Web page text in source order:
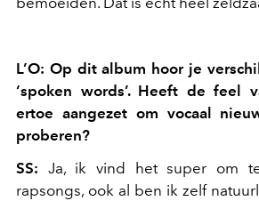
L’O: Op dit album hoor je
‘spoken words’. Heeft de feel
ertoe aangezet om vocaal
proberen?
SS: Ja, ik vind het super om
rapsongs, ook al ben ik zelf